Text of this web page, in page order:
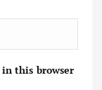
this browser